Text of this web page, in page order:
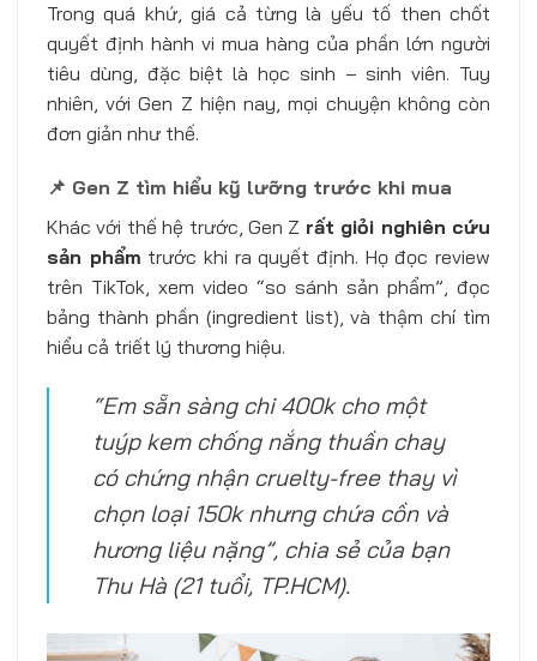
Trong quá khứ, giá cả từng là yếu tố then chốt
quyết định hành vi mua hàng của phần lớn người
tiêu dùng, đặc biệt là học sinh – sinh viên. Tuy
nhiên, với Gen Z hiện nay, mọi chuyện không còn
đơn giản như thế.
📌 Gen Z tìm hiểu kỹ lưỡng trước khi mua
Khác với thế hệ trước, Gen Z rất giỏi nghiên cứu
sản phẩm trước khi ra quyết định. Họ đọc review
trên TikTok, xem video “so sánh sản phẩm”, đọc
bảng thành phần (ingredient list), và thậm chí tìm
hiểu cả triết lý thương hiệu.
“Em sẵn sàng chi 400k cho một
tuýp kem chống nắng thuần chay
có chứng nhận cruelty-free thay vì
chọn loại 150k nhưng chứa cồn và
hương liệu nặng”, chia sẻ của bạn
Thu Hà (21 tuổi, TP.HCM).